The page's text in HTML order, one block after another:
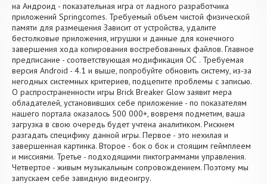
на Андроид - показательная игра от ладного разработчика
приложений Springcomes. Требуемый объем чистой физической
памяти для размещения Зависит от устройства, удалите
бестолковые приложения, игрушки и данные для конечного
завершения хода копирования востребованных файлов. Главное
предписание - соответствующая модификация ОС . Требуемая
версия Android - 4.1 и выше, попробуйте обновить систему, из-за
негодных системных критериев, подцепите проблемы с записью.
О распространенности игры Brick Breaker Glow заявит мера
обладателей, установивших себе приложение - по показателям
нашего портала оказалось 500 000+, вовремя подметим, ваша
загрузка в свою очередь будет учтена аналитиком. Рискнем
разгадать специфику данной игры. Первое - это нехилая и
завершенная картинка. Второе - бок о бок и стоящим геймплеем
и миссиями. Третье - подходящими пиктограммами управления.
Четвертое - живым музыкальным сопровождением. Поэтому мы
запускаем себе завидную видеоигру.